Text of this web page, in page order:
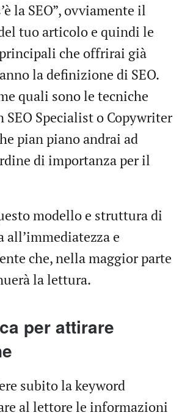
la SEO”, ovviamente il
tuo articolo e quindi le
che offrirai già
la definizione di SEO.
quali sono le tecniche
SEO Specialist o Copywriter
pian piano andrai ad
di importanza per il
modello e struttura di
all’immediatezza e
che, nella maggior parte
la lettura.
per attirare
subito la keyword
al lettore le informazioni